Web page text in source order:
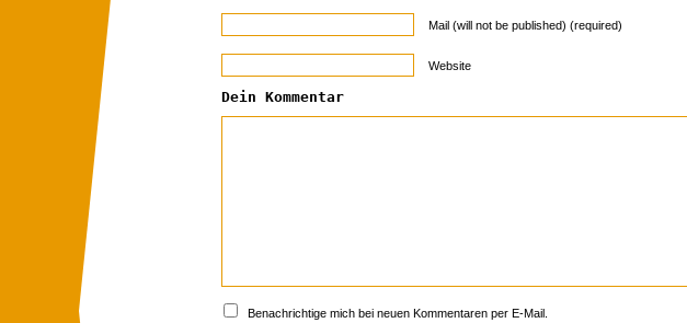
Mail (will not be published) (required)
Website
Dein Kommentar
Benachrichtige mich bei neuen Kommentaren per E-Mail.